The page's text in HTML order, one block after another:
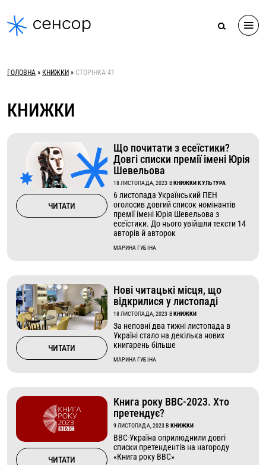
to
content
ГОЛОВНА » КНИЖКИ » СТОРІНКА 41
КНИЖКИ
ЧИТАТИ
Що почитати з есеїстики?
Довгі списки премії імені Юрія
Шевельова
18 ЛИСТОПАДА, 2023 ВКНИЖКИ КУЛЬТУРА
6 листопада Український ПЕН
оголосив довгий список номінантів
премії імені Юрія Шевельова з
есеїстики. До нього увійшли тексти 14
авторів й авторок
МАРИНА ГУБІНА
ЧИТАТИ
Нові читацькі місця, що
відкрилися у листопаді
18 ЛИСТОПАДА, 2023 ВКНИЖКИ
За неповні два тижні листопада в
Україні стало на декілька нових
книгарень більше
МАРИНА ГУБІНА
ЧИТАТИ
Книга року ВВС-2023. Хто
претендує?
9 ЛИСТОПАДА, 2023В КНИЖКИ
ВВС-Україна оприлюднили довгі
списки претендентів на нагороду
«Книга року ВВС»